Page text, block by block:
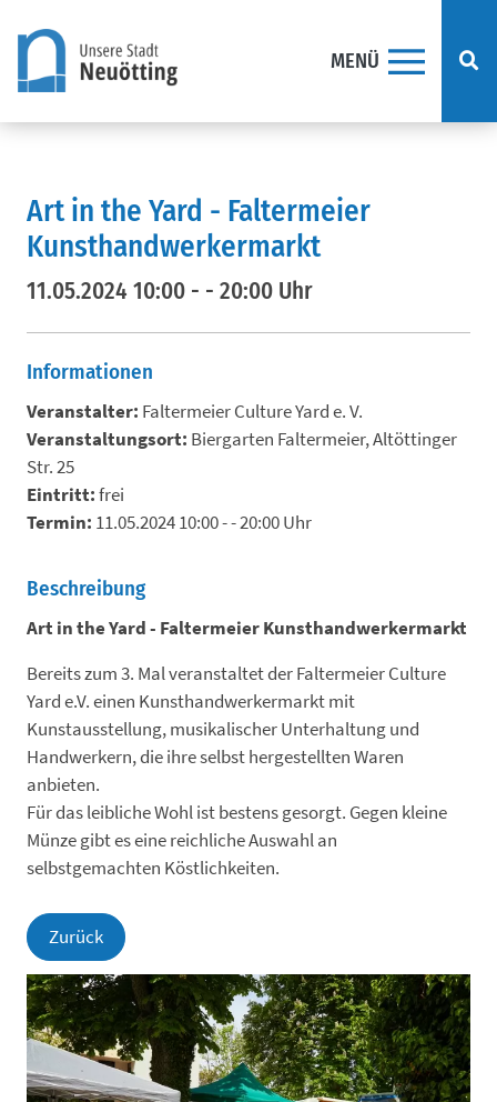
Direkt zum Inhalt springen
MENÜ
Art in the Yard - Faltermeier
Kunsthandwerkermarkt
11.05.2024 10:00 - - 20:00 Uhr
Informationen
Veranstalter: Faltermeier Culture Yard e. V.
Veranstaltungsort: Biergarten Faltermeier, Altöttinger
Str. 25
Eintritt:frei
Termin: 11.05.2024 10:00 - - 20:00 Uhr
Beschreibung
Art in the Yard - Faltermeier Kunsthandwerkermarkt
Bereits zum 3. Mal veranstaltet der Faltermeier Culture
Yard e.V. einen Kunsthandwerkermarkt mit
Kunstausstellung, musikalischer Unterhaltung und
Handwerkern, die ihre selbst hergestellten Waren
anbieten.
Für das leibliche Wohl ist bestens gesorgt. Gegen kleine
Münze gibt es eine reichliche Auswahl an
selbstgemachten Köstlichkeiten.
Zurück